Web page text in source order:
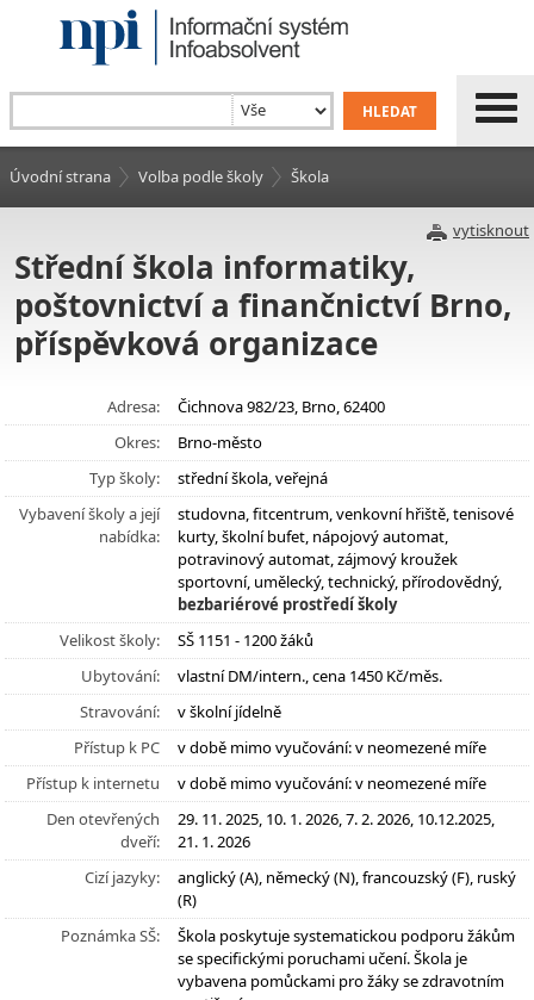
Úvodní strana Volba podle školy Škola
vytisknout
Střední škola informatiky,
poštovnictví a finančnictví Brno,
příspěvková organizace
Adresa:
Čichnova 982/23, Brno, 62400
Okres:
Brno-město
Typ školy:
střední škola, veřejná
Vybavení školy a její
nabídka:
studovna, fitcentrum, venkovní hřiště, tenisové
kurty, školní bufet, nápojový automat,
potravinový automat, zájmový kroužek
sportovní, umělecký, technický, přírodovědný,
bezbariérové prostředí školy
Velikost školy:
SŠ 1151 - 1200 žáků
Ubytování:
vlastní DM/intern., cena 1450 Kč/měs.
Stravování:
v školní jídelně
Přístup k PC
v době mimo vyučování: v neomezené míře
Přístup k internetu
v době mimo vyučování: v neomezené míře
Den otevřených
dveří:
29. 11. 2025, 10. 1. 2026, 7. 2. 2026, 10.12.2025,
21. 1. 2026
Cizí jazyky:
anglický (A), německý (N), francouzský (F), ruský
(R)
Poznámka SŠ:
Škola poskytuje systematickou podporu žákům
se specifickými poruchami učení. Škola je
vybavena pomůckami pro žáky se zdravotním